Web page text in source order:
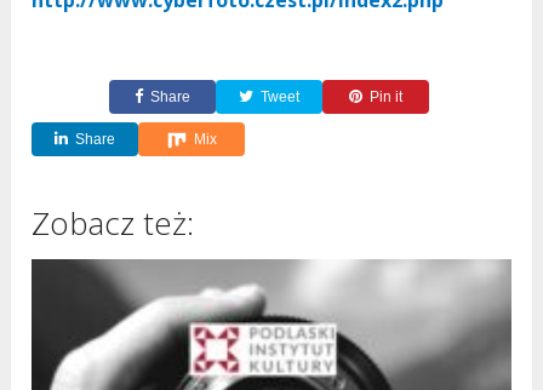
Share Tweet Pin it
Share Mix
Zobacz też: